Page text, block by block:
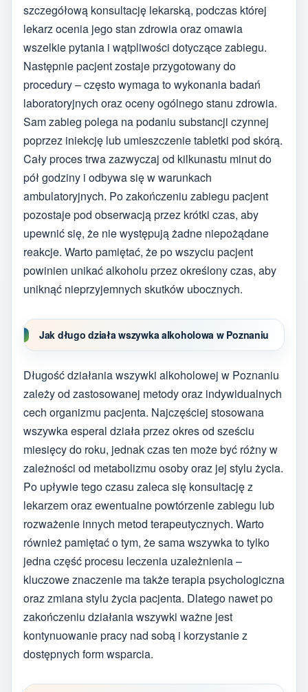
szczegółową konsultację lekarską, podczas której
lekarz ocenia jego stan zdrowia oraz omawia
wszelkie pytania i wątpliwości dotyczące zabiegu.
Następnie pacjent zostaje przygotowany do
procedury – często wymaga to wykonania badań
laboratoryjnych oraz oceny ogólnego stanu zdrowia.
Sam zabieg polega na podaniu substancji czynnej
poprzez iniekcję lub umieszczenie tabletki pod skórą.
Cały proces trwa zazwyczaj od kilkunastu minut do
pół godziny i odbywa się w warunkach
ambulatoryjnych. Po zakończeniu zabiegu pacjent
pozostaje pod obserwacją przez krótki czas, aby
upewnić się, że nie występują żadne niepożądane
reakcje. Warto pamiętać, że po wszyciu pacjent
powinien unikać alkoholu przez określony czas, aby
uniknąć nieprzyjemnych skutków ubocznych.
Jak długo działa wszywka alkoholowa w Poznaniu
Długość działania wszywki alkoholowej w Poznaniu
zależy od zastosowanej metody oraz indywidualnych
cech organizmu pacjenta. Najczęściej stosowana
wszywka esperal działa przez okres od sześciu
miesięcy do roku, jednak czas ten może być różny w
zależności od metabolizmu osoby oraz jej stylu życia.
Po upływie tego czasu zaleca się konsultację z
lekarzem oraz ewentualne powtórzenie zabiegu lub
rozważenie innych metod terapeutycznych. Warto
również pamiętać o tym, że sama wszywka to tylko
jedna część procesu leczenia uzależnienia –
kluczowe znaczenie ma także terapia psychologiczna
oraz zmiana stylu życia pacjenta. Dlatego nawet po
zakończeniu działania wszywki ważne jest
kontynuowanie pracy nad sobą i korzystanie z
dostępnych form wsparcia.